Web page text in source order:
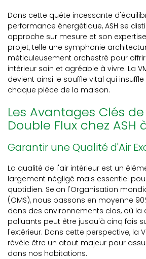
Dans cette quête incessante
performance énergétique, ASH se
approche sur mesure et son
projet, telle une symphonie
méticuleusement orchestré pour
intérieur sain et agréable à vivre. La
devient ainsi le souffle vital qui
chaque pièce de la maison.
Les Avantages Clés
Double Flux chez ASH
Garantir une Qualité d'Air
La qualité de l'air intérieur est un
largement négligé mais essentiel
quotidien. Selon l'Organisation
(OMS), nous passons en moyenne
dans des environnements clos, où
polluants peut être jusqu'à cinq fois
l'extérieur. Dans cette perspective, la
révèle être un atout majeur pour
dans nos habitations.